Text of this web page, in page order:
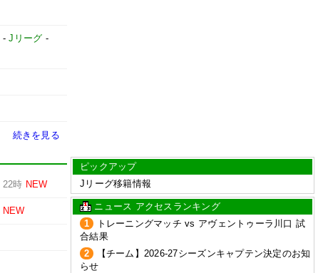
-Jリーグ -
続きを見る
22時 NEW
NEW
ピックアップ
Jリーグ移籍情報
ニュース アクセスランキング
1
トレーニングマッチ vs アヴェントゥーラ川口 試
合結果
2
【チーム】2026-27シーズンキャプテン決定のお知
らせ